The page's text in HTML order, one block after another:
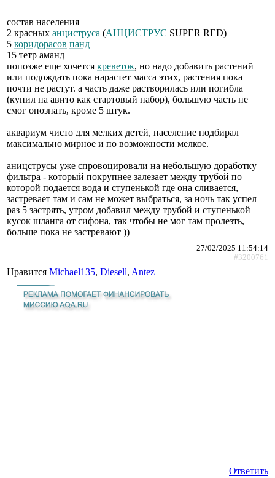
состав населения
2 красных анциструса (АНЦИСТРУС SUРЕR RЕD)
5 коридорасов панд
15 тетр аманд
попозже еще хочется креветок, но надо добавить растений
или подождать пока нарастет масса этих, растения пока
почти не растут. а часть даже растворилась или погибла
(купил на авито как стартовый набор), большую часть не
смог опознать, кроме 5 штук.
аквариум чисто для мелких детей, население подбирал
максимально мирное и по возможности мелкое.
аницструсы уже спровоцировали на небольшую доработку
фильтра - который покрупнее залезает между трубой по
которой подается вода и ступенькой где она сливается,
застревает там и сам не может выбраться, за ночь так успел
раз 5 застрять, утром добавил между трубой и ступенькой
кусок шланга от сифона, так чтобы не мог там пролезть,
больше пока не застревают ))
27/02/2025 11:54:14
#3200761
Нравится Michael135, Diesell, Antez
Ответить